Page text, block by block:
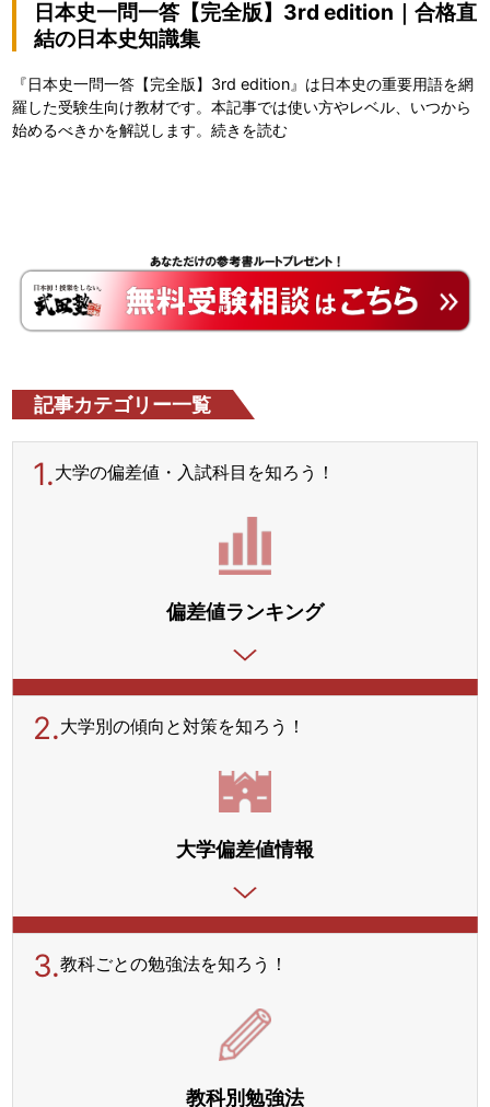
日本史一問一答【完全版】3rd edition｜合格直
結の日本史知識集
『日本史一問一答【完全版】3rd edition』は日本史の重要用語を網
羅した受験生向け教材です。本記事では使い方やレベル、いつから
始めるべきかを解説します。続きを読む
記事カテゴリー一覧
1.大学の偏差値・入試科目を知ろう！
偏差値ランキング
2.大学別の傾向と対策を知ろう！
大学偏差値情報
3.教科ごとの勉強法を知ろう！
教科別勉強法